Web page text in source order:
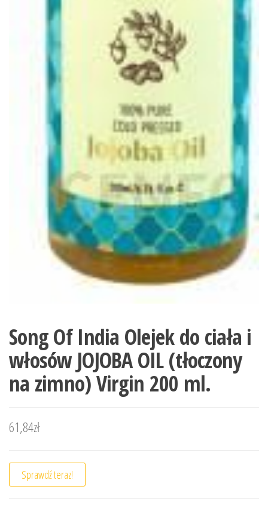
Song Of India Olejek do ciała i
włosów JOJOBA OIL (tłoczony
na zimno) Virgin 200 ml.
61,84zł
Sprawdź teraz!